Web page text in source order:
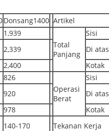
Donsang1400 Artikel
1,939
Total
Panjang
Sisi
2,339 Di atas
2,400 Kotak
826
Operasi
Berat
Sisi
920 Di atas
978 Kotak
140-170 Tekanan Kerja